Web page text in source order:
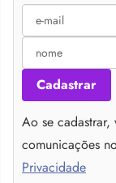
Cadastrar
Ao se
comunicações
Privacidade